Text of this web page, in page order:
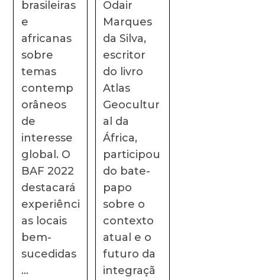
brasileiras
e
africanas
sobre
temas
contemp
orâneos
de
interesse
global. O
BAF 2022
destacará
experiênci
as locais
bem-
sucedidas
…
Odair
Marques
da Silva,
escritor
do livro
Atlas
Geocultur
al da
África,
participou
do bate-
papo
sobre o
contexto
atual e o
futuro da
integraçã